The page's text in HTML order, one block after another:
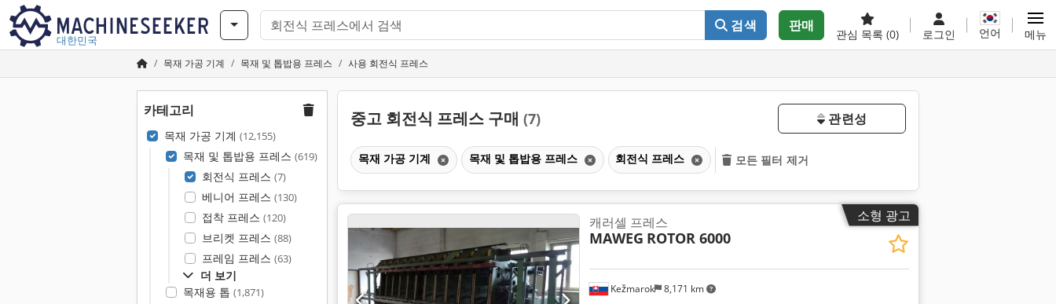
대한민국
검색 판매
관심 목록 (0) 로그인 언어 메뉴
목재 가공 기계 목재 및 톱밥용 프레스 사용 회전식 프레스
카테고리
목재 가공 기계 (12,155)
목재 및 톱밥용 프레스 (619)
회전식 프레스 (7)
베니어 프레스 (130)
접착 프레스 (120)
브리켓 프레스 (88)
프레임 프레스 (63)
더 보기
목재용 톱 (1,871)
중고 회전식 프레스 구매 (7) 관련성
목재 가공 기계 목재 및 톱밥용 프레스 회전식 프레스 모든 필터 제거
소형 광고
Kežmarok 8,171 km
캐러셀 프레스
MAWEG ROTOR 6000